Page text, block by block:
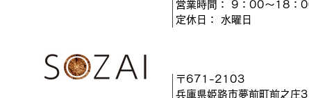
営業時間： 9：00～18：
​定休日： 水曜日
〒671-2103​
兵庫県姫路市夢前町前之